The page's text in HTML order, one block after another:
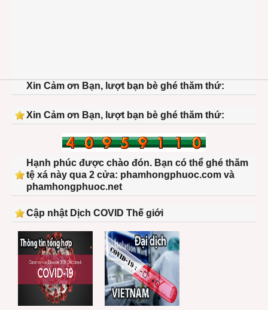
Xin Cảm ơn Bạn, lượt bạn bè ghé thăm thứ:
Xin Cảm ơn Bạn, lượt bạn bè ghé thăm thứ:
Hạnh phúc được chào đón. Bạn có thể ghé thăm
tệ xá này qua 2 cửa: phamhongphuoc.com và
phamhongphuoc.net
Cập nhật Dịch COVID Thế giới